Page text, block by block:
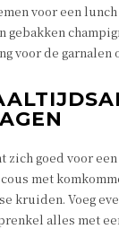
voor een
gebakken
voor de garnalen
zich goed voor
met
kruiden. Voeg
alles met